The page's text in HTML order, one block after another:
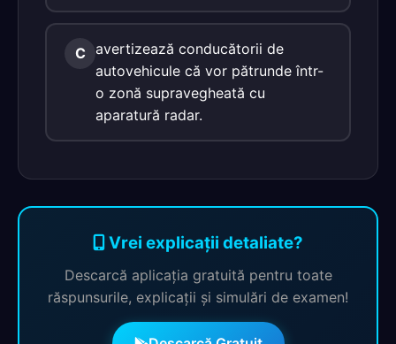
C avertizează conducătorii de
autovehicule că vor pătrunde într-
o zonă supravegheată cu
aparatură radar.
Vrei explicații detaliate?
Descarcă aplicația gratuită pentru toate
răspunsurile, explicații și simulări de examen!